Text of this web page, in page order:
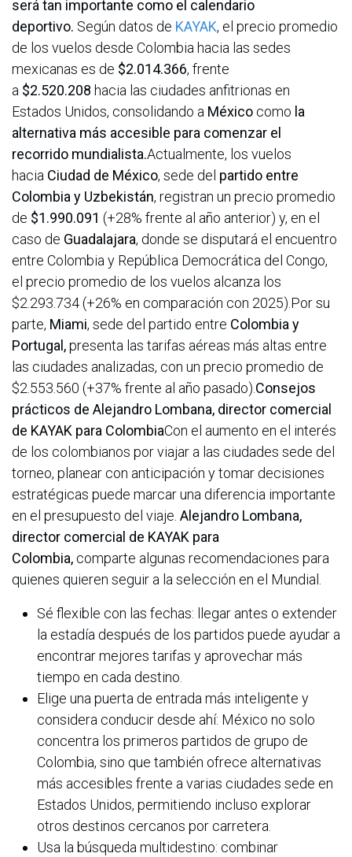
será tan importante como el calendario
deportivo. Según datos de KAYAK, el precio promedio
de los vuelos desde Colombia hacia las sedes
mexicanas es de $2.014.366, frente
a $2.520.208 hacia las ciudades anfitrionas en
Estados Unidos, consolidando a México como la
alternativa más accesible para comenzar el
recorrido mundialista.Actualmente, los vuelos
hacia Ciudad de México, sede del partido entre
Colombia y Uzbekistán, registran un precio promedio
de $1.990.091 (+28% frente al año anterior) y, en el
caso de Guadalajara, donde se disputará el encuentro
entre Colombia y República Democrática del Congo,
el precio promedio de los vuelos alcanza los
$2.293.734 (+26% en comparación con 2025).Por su
parte, Miami, sede del partido entre Colombia y
Portugal,presenta las tarifas aéreas más altas entre
las ciudades analizadas, con un precio promedio de
$2.553.560 (+37% frente al año pasado).Consejos
prácticos de Alejandro Lombana, director comercial
de KAYAK para ColombiaCon el aumento en el interés
de los colombianos por viajar a las ciudades sede del
torneo, planear con anticipación y tomar decisiones
estratégicas puede marcar una diferencia importante
en el presupuesto del viaje. Alejandro Lombana,
director comercial de KAYAK para
Colombia, comparte algunas recomendaciones para
quienes quieren seguir a la selección en el Mundial.
Sé flexible con las fechas: llegar antes o extender
la estadía después de los partidos puede ayudar a
encontrar mejores tarifas y aprovechar más
tiempo en cada destino.
Elige una puerta de entrada más inteligente y
considera conducir desde ahí: México no solo
concentra los primeros partidos de grupo de
Colombia, sino que también ofrece alternativas
más accesibles frente a varias ciudades sede en
Estados Unidos, permitiendo incluso explorar
otros destinos cercanos por carretera.
Usa la búsqueda multidestino: combinar